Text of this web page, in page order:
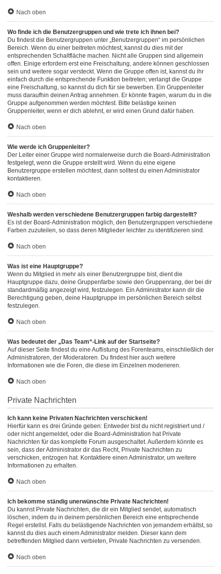
Nach oben
Wo finde ich die Benutzergruppen und wie trete ich ihnen bei?
Du findest die Benutzergruppen unter „Benutzergruppen“ im persönlichen
Bereich. Wenn du einer beitreten möchtest, kannst du dies mit der
entsprechenden Schaltfläche machen. Nicht alle Gruppen sind allgemein
offen. Einige erfordern erst eine Freischaltung, andere können geschlossen
sein und weitere sogar versteckt. Wenn die Gruppe offen ist, kannst du ihr
einfach durch die entsprechende Funktion beitreten; verlangt die Gruppe
eine Freischaltung, so kannst du dich für sie bewerben. Ein Gruppenleiter
muss daraufhin deinen Antrag annehmen. Er könnte fragen, warum du in die
Gruppe aufgenommen werden möchtest. Bitte belästige keinen
Gruppenleiter, wenn er dich ablehnt, er wird einen Grund dafür haben.
Nach oben
Wie werde ich Gruppenleiter?
Der Leiter einer Gruppe wird normalerweise durch die Board-Administration
festgelegt, wenn die Gruppe erstellt wird. Wenn du eine eigene
Benutzergruppe erstellen möchtest, dann solltest du einen Administrator
kontaktieren.
Nach oben
Weshalb werden verschiedene Benutzergruppen farbig dargestellt?
Es ist der Board-Administration möglich, den Benutzergruppen verschiedene
Farben zuzuteilen, so dass deren Mitglieder leichter zu identifizieren sind.
Nach oben
Was ist eine Hauptgruppe?
Wenn du Mitglied in mehr als einer Benutzergruppe bist, dient die
Hauptgruppe dazu, deine Gruppenfarbe sowie den Gruppenrang, der bei dir
standardmäßig angezeigt wird, festzulegen. Ein Administrator kann dir die
Berechtigung geben, deine Hauptgruppe im persönlichen Bereich selbst
festzulegen.
Nach oben
Was bedeutet der „Das Team“-Link auf der Startseite?
Auf dieser Seite findest du eine Auflistung des Forenteams, einschließlich der
Administratoren, der Moderatoren. Du findest hier auch weitere
Informationen wie die Foren, die diese im Einzelnen moderieren.
Nach oben
Private Nachrichten
Ich kann keine Privaten Nachrichten verschicken!
Hierfür kann es drei Gründe geben: Entweder bist du nicht registriert und /
oder nicht angemeldet, oder die Board-Administration hat Private
Nachrichten für das komplette Forum ausgeschaltet. Außerdem könnte es
sein, dass der Administrator dir das Recht, Private Nachrichten zu
verschicken, entzogen hat. Kontaktiere einen Administrator, um weitere
Informationen zu erhalten.
Nach oben
Ich bekomme ständig unerwünschte Private Nachrichten!
Du kannst Private Nachrichten, die dir ein Mitglied sendet, automatisch
löschen, indem du in deinem persönlichen Bereich eine entsprechende
Regel erstellst. Falls du belästigende Nachrichten von jemandem erhältst, so
kannst du dies auch einem Administrator melden. Dieser kann dem
betreffenden Mitglied dann verbieten, Private Nachrichten zu versenden.
Nach oben